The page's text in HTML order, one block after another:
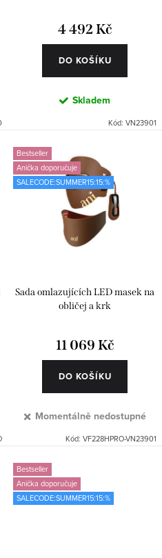
4 492 Kč
DO KOŠÍKU
Skladem
Kód: VN23901
Bestseller
Anička doporučuje
SALECODE:SUMMER15:15:%
Sada omlazujících LED masek na
obličej a krk
11 069 Kč
DO KOŠÍKU
Momentálně nedostupné
Kód: VF228HPRO-VN23901
Bestseller
Anička doporučuje
SALECODE:SUMMER15:15:%